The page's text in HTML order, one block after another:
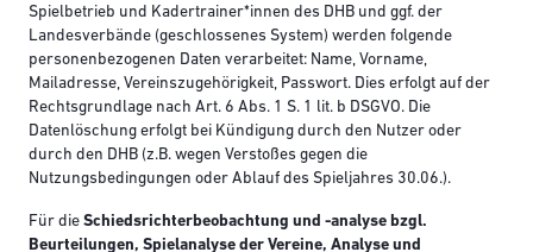
Spielbetrieb und Kadertrainer*innen des DHB und ggf. der
Landesverbände (geschlossenes System) werden folgende
personenbezogenen Daten verarbeitet: Name, Vorname,
Mailadresse, Vereinszugehörigkeit, Passwort. Dies erfolgt auf der
Rechtsgrundlage nach Art. 6 Abs. 1 S. 1 lit. b DSGVO. Die
Datenlöschung erfolgt bei Kündigung durch den Nutzer oder
durch den DHB (z.B. wegen Verstoßes gegen die
Nutzungsbedingungen oder Ablauf des Spieljahres 30.06.).
Für die Schiedsrichterbeobachtung und -analyse bzgl.
Beurteilungen, Spielanalyse der Vereine, Analyse und